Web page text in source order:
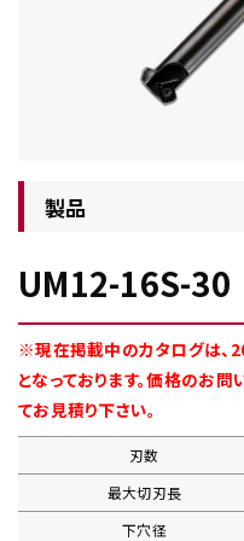
工具・部品一覧
生産終了品
製品
UM12-16S-30
※現在掲載中のカタログは、
となっております。価格のお
てお見積り下さい。
刃数
最大切刃長
下穴径